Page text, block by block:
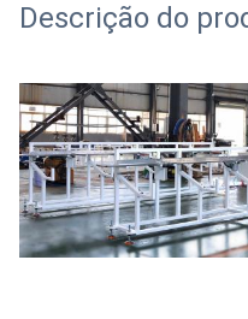
Descrição do